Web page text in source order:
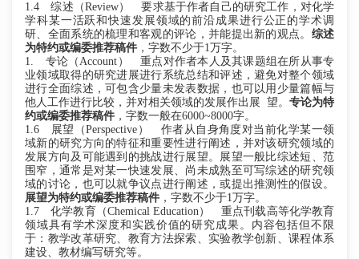
1.4
综述 （Review） 要求基于作者自己的研究工作 ， 对化学
学科某一活跃和快速发展领域的前沿成果进行公正的学术调
研、全面系统的梳理和客观的评论，并能提出新的观点。 综述
为特约或编委推荐稿件 ，字数不少于1万字。
1.
专论 （Account） 重点对作者本人及其课题组在所从事专
业领域取得的研究进展进行系统总结和评述，避免对整个领域
进行全面综述 ，可包含少量未发表数据，也可以用少量篇幅与
他人工作进行比较，并对相关领域的发展作出展 望。 专论为特
约或编委推荐稿件 ，字数一般在6000~8000字。
1.6
展望 （Perspective）
作者从自身角度对当前化学某一领
域新的研究方向的特征和重要性进行阐述，并对该研究领域的
发展方向及可能遇到的挑战进行展望。展望一般比综述短、范
围窄，通常是对某一快速发展、尚未成熟至可写综述的研究领
域的讨论，也可以就争议点进行阐述，或提出推测性的假设。
展望为特约或编委推荐稿件 ，字数不少于1万字。
1.7 化学教育 （Chemical Education）
重点刊载高等化学教育
领域具有学术深度和实践价值的研究成果。内容包括但不限
于：教学改革研究、教育方法探索、实验教学创新、课程体系
建设、教材编写研究等。